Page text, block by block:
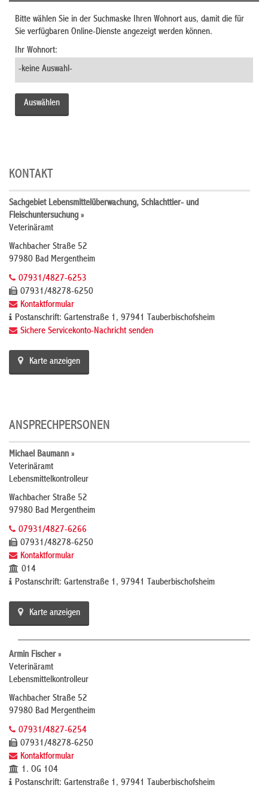
Bitte wählen Sie in der Suchmaske Ihren Wohnort aus, damit die für
Sie verfügbaren Online-Dienste angezeigt werden können.
Ihr Wohnort:
KONTAKT
Sachgebiet Lebensmittelüberwachung, Schlachttier- und
Fleischuntersuchung »
Veterinäramt
Wachbacher Straße 52
97980 Bad Mergentheim
07931/4827-6253
07931/48278-6250
Kontaktformular
Postanschrift: Gartenstraße 1, 97941 Tauberbischofsheim
Sichere Servicekonto-Nachricht senden
Karte anzeigen
ANSPRECHPERSONEN
Michael Baumann »
Veterinäramt
Lebensmittelkontrolleur
Wachbacher Straße 52
97980 Bad Mergentheim
07931/4827-6266
07931/48278-6250
Kontaktformular
014
Postanschrift: Gartenstraße 1, 97941 Tauberbischofsheim
Karte anzeigen
Armin Fischer »
Veterinäramt
Lebensmittelkontrolleur
Wachbacher Straße 52
97980 Bad Mergentheim
07931/4827-6254
07931/48278-6250
Kontaktformular
1. OG 104
Postanschrift: Gartenstraße 1, 97941 Tauberbischofsheim